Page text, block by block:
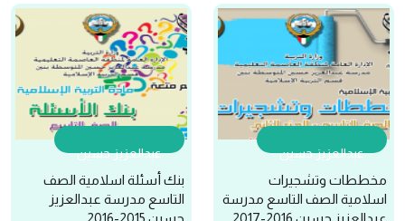
عبدالعزيز حسين
مخططات وتشجيرات
اسلامية الصف التاسع مدرسة
عبدالعزيز حسين
بنك أسئلة اسلامية الصف
التاسع مدرسة عبدالعزيز